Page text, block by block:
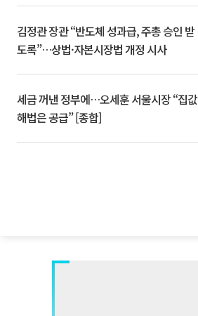
김정관 장관 “반도체 성과급, 주총 승인 받
도록”…상법·자본시장법 개정 시사
세금 꺼낸 정부에…오세훈 서울시장 “집값
해법은 공급” [종합]